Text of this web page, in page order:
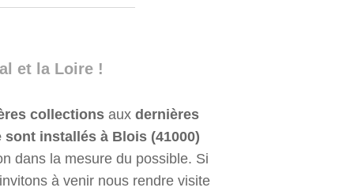
et la Loire !
collectionsaux dernières
installés à Blois (41000)
dans la mesure du possible. Si
à venir nous rendre visite